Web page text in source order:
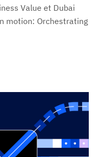
Value et Dubai
motion: Orchestrating